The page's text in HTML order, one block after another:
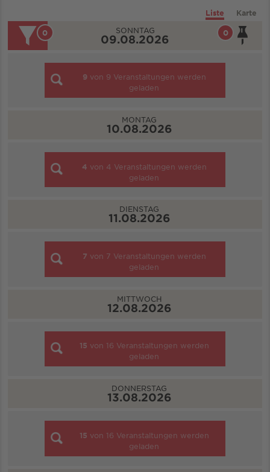
Liste Karte
0
0 SONNTAG
09.08.2026
9 von 9 Veranstaltungen werden
geladen
MONTAG
10.08.2026
4 von 4 Veranstaltungen werden
geladen
DIENSTAG
11.08.2026
7 von 7 Veranstaltungen werden
geladen
MITTWOCH
12.08.2026
15 von 16 Veranstaltungen werden
geladen
DONNERSTAG
13.08.2026
15 von 16 Veranstaltungen werden
geladen